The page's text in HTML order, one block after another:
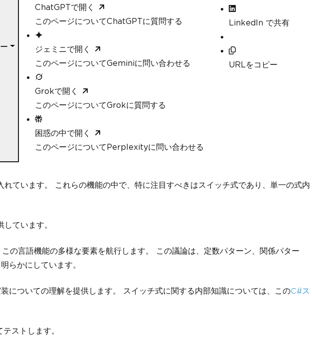
Displaying the classification result
WriteLine( $"PDF created successfully. Document Classific
In a real-world scenario, you would obtain the HTML content f
For the sake of this example, we'll create a simple HTML stri
htmlContent
HTML content.</p></body></html>"
htmlContent ;
ChatGPTで開く
このページについてChatGPTに質問する
ジェミニで開く
このページについてGeminiに問い合わせる
Grokで開く
このページについてGrokに質問する
困惑の中で開く
このページについてPerplexityに問い合わせる
LinkedIn で共有
URLをコピー
ています。 これらの機能の中で、特に注目すべきはスイッチ式であり、単一の式内
ています。
言語機能の多様な要素を航行します。 この議論は、定数パターン、関係パター
らかにしています。
についての理解を提供します。 スイッチ式に関する内部知識については、このC#ス
テストします。